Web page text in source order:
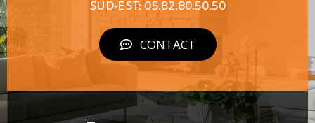
SUD-EST: 05.82.80.50.50
CONTACT